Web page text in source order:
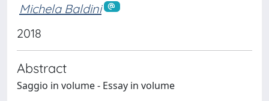
Michela Baldini
2018
Abstract
Saggio in volume - Essay in volume